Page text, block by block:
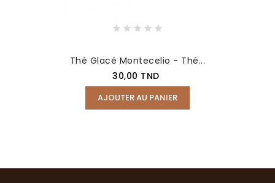
Thé Glacé Montecelio - Thé...
Prix
30,00 TND
AJOUTER AU PANIER